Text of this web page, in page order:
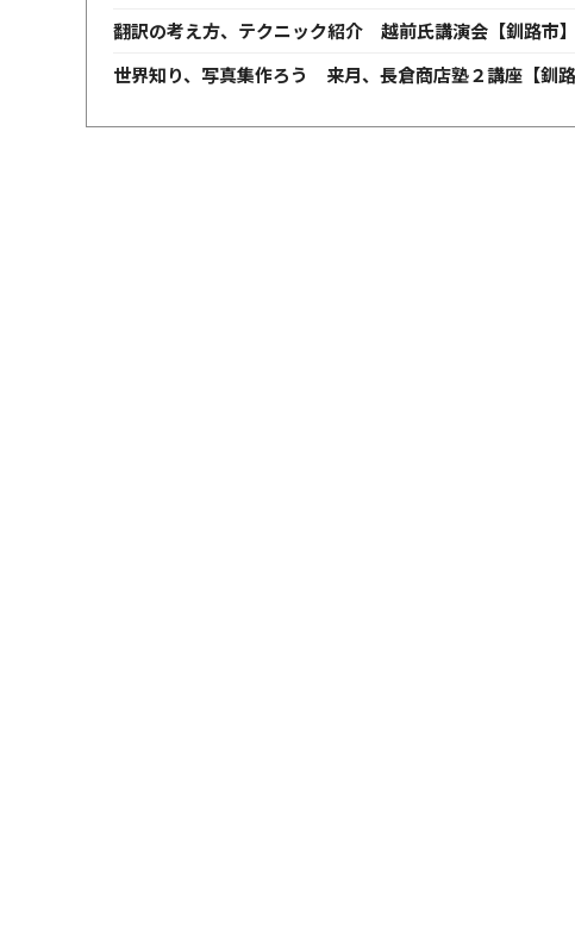
翻訳の考え方、テクニック紹介 越前氏講演会【釧路市】
世界知り、写真集作ろう 来月、長倉商店塾２講座【釧路